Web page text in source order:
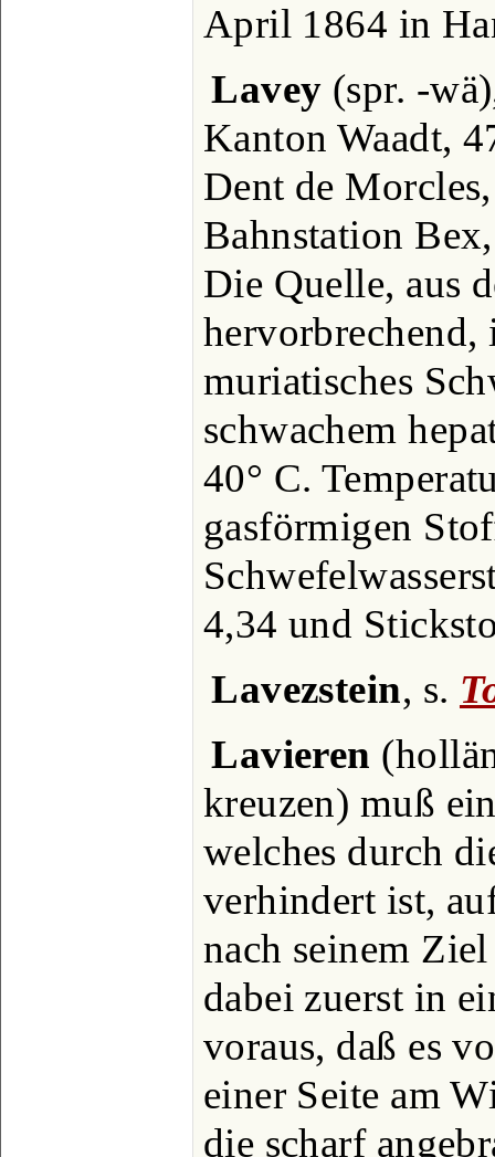
April 1864 in
Lavey (spr. -
Kanton Waadt,
Dent de
Bahnstation
Die Quelle, aus
muriatisches
schwachem
40° C.
gasförmigen
4,34 und
Lavezstein, s.
Lavieren
kreuzen) muß
welches durch
verhindert ist,
nach seinem
dabei zuerst in
voraus, daß es
einer Seite am
die scharf